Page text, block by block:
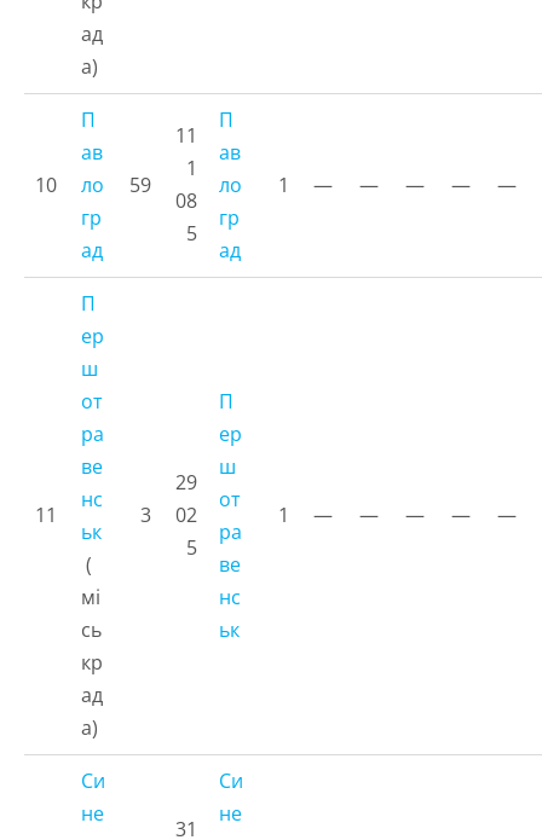
ад
а)
10
П
ав
ло
гр
ад
59
11
1
08
5
П
ав
ло
гр
ад
1 — — — — —
11
П
ер
ш
от
ра
ве
нс
ьк
(
мі
сь
кр
ад
а)
3
29
02
5
П
ер
ш
от
ра
ве
нс
ьк
1 — — — — —
Си
не
31
Си
не